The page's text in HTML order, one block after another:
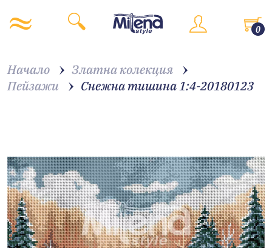
0
Начало
Златна колекция
Пейзажи
Снежна тишина 1:4-20180123